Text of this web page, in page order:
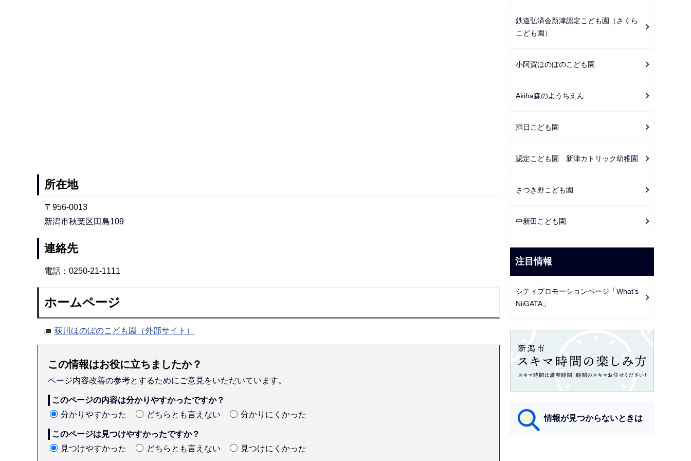
所在地
〒956-0013
新潟市秋葉区田島109
連絡先
電話：0250-21-1111
ホームページ
荻川ほのぼのこども園（外部サイト）
この情報はお役に立ちましたか？
ページ内容改善の参考とするためにご意見をいただいています。
このページの内容は分かりやすかったですか？
分かりやすかった
どちらとも言えない 分かりにくかった
このページは見つけやすかったですか？
見つけやすかった
どちらとも言えない 見つけにくかった
鉄道弘済会新津認定こども園（さくら
こども園）
小阿賀ほのぼのこども園
Akiha森のようちえん
満日こども園
認定こども園 新津カトリック幼稚園
さつき野こども園
中新田こども園
注目情報
シティプロモーションページ「What's
NiiGATA」
情報が見つからないときは